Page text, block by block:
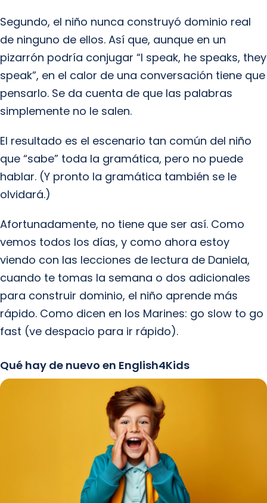
Segundo, el niño nunca construyó dominio real
de ninguno de ellos. Así que, aunque en un
pizarrón podría conjugar “I speak, he speaks, they
speak”, en el calor de una conversación tiene que
pensarlo. Se da cuenta de que las palabras
simplemente no le salen.
El resultado es el escenario tan común del niño
que “sabe” toda la gramática, pero no puede
hablar. (Y pronto la gramática también se le
olvidará.)
Afortunadamente, no tiene que ser así. Como
vemos todos los días, y como ahora estoy
viendo con las lecciones de lectura de Daniela,
cuando te tomas la semana o dos adicionales
para construir dominio, el niño aprende más
rápido. Como dicen en los Marines: go slow to go
fast (ve despacio para ir rápido).
Qué hay de nuevo en English4Kids